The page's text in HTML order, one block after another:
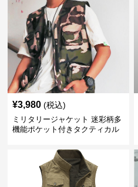
¥3,980 (税込)
ミリタリージャケット 迷彩柄多
機能ポケット付きタクティカル